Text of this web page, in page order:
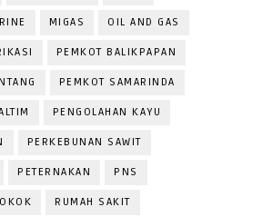
MIGAS OIL AND GAS
PEMKOT BALIKPAPAN
PEMKOT SAMARINDA
PENGOLAHAN KAYU
PERKEBUNAN SAWIT
PETERNAKAN PNS
RUMAH SAKIT